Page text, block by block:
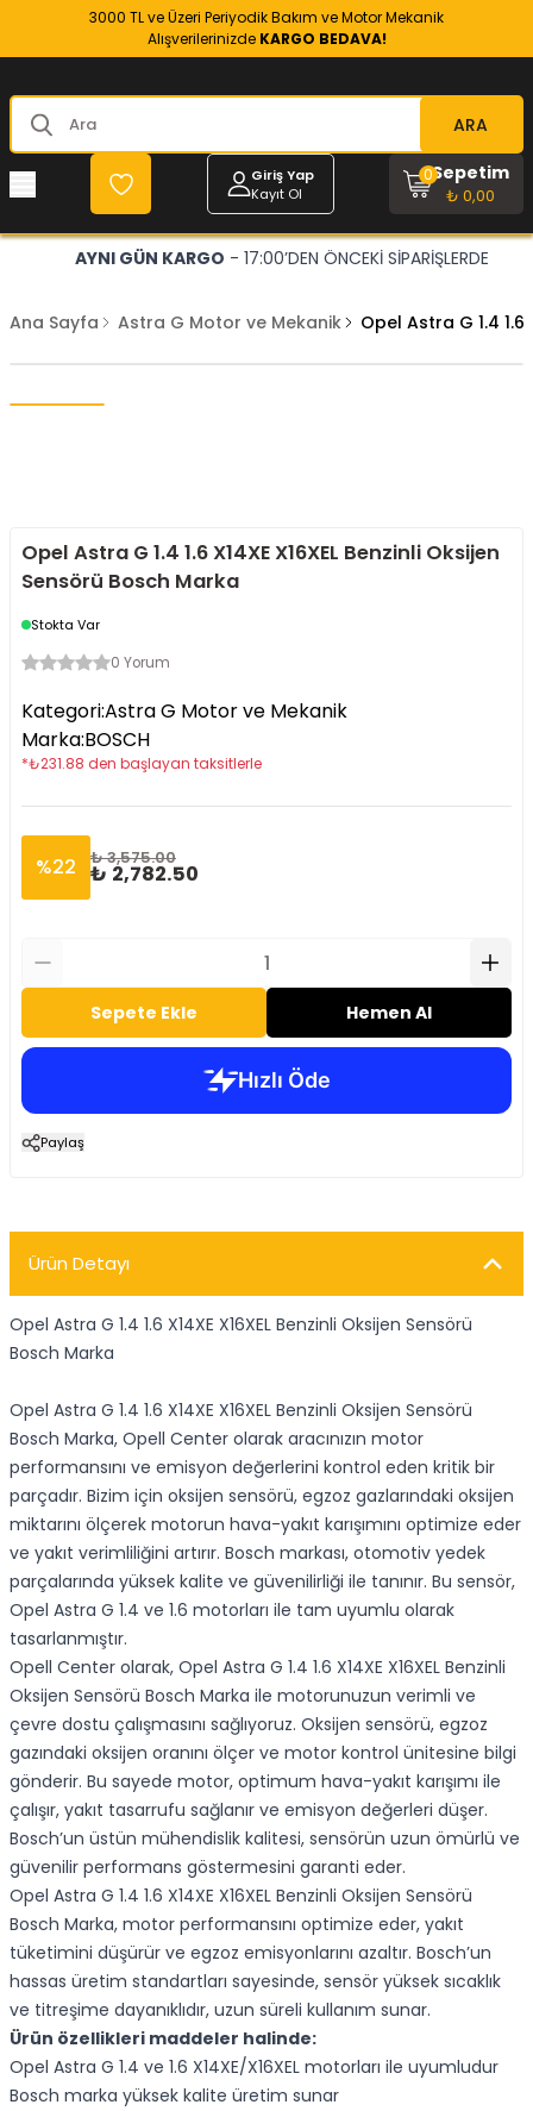
3000 TL ve Üzeri Periyodik Bakım ve Motor Mekanik
Alışverilerinizde KARGO BEDAVA!
ARA
Giriş Yap
Kayıt Ol
Sepetim
₺ 0,00
0
AYNI GÜN KARGO - 17:00’DEN ÖNCEKİ SİPARİŞLERDE
Ana Sayfa Astra G Motor ve Mekanik Opel Astra G 1.4 1.6
Opel Astra G 1.4 1.6 X14XE X16XEL Benzinli Oksijen
Sensörü Bosch Marka
Stokta Var
0 Yorum
Kategori:Astra G Motor ve Mekanik
Marka:BOSCH
*₺231.88 den başlayan taksitlerle
%22 ₺ 3,575.00
₺ 2,782.50
Sepete Ekle Hemen Al
Paylaş
Ürün Detayı
Opel Astra G 1.4 1.6 X14XE X16XEL Benzinli Oksijen Sensörü
Bosch Marka
Opel Astra G 1.4 1.6 X14XE X16XEL Benzinli Oksijen Sensörü
Bosch Marka, Opell Center olarak aracınızın motor
performansını ve emisyon değerlerini kontrol eden kritik bir
parçadır. Bizim için oksijen sensörü, egzoz gazlarındaki oksijen
miktarını ölçerek motorun hava-yakıt karışımını optimize eder
ve yakıt verimliliğini artırır. Bosch markası, otomotiv yedek
parçalarında yüksek kalite ve güvenilirliği ile tanınır. Bu sensör,
Opel Astra G 1.4 ve 1.6 motorları ile tam uyumlu olarak
tasarlanmıştır.
Opell Center olarak, Opel Astra G 1.4 1.6 X14XE X16XEL Benzinli
Oksijen Sensörü Bosch Marka ile motorunuzun verimli ve
çevre dostu çalışmasını sağlıyoruz. Oksijen sensörü, egzoz
gazındaki oksijen oranını ölçer ve motor kontrol ünitesine bilgi
gönderir. Bu sayede motor, optimum hava-yakıt karışımı ile
çalışır, yakıt tasarrufu sağlanır ve emisyon değerleri düşer.
Bosch’un üstün mühendislik kalitesi, sensörün uzun ömürlü ve
güvenilir performans göstermesini garanti eder.
Opel Astra G 1.4 1.6 X14XE X16XEL Benzinli Oksijen Sensörü
Bosch Marka, motor performansını optimize eder, yakıt
tüketimini düşürür ve egzoz emisyonlarını azaltır. Bosch’un
hassas üretim standartları sayesinde, sensör yüksek sıcaklık
ve titreşime dayanıklıdır, uzun süreli kullanım sunar.
Ürün özellikleri maddeler halinde:
Opel Astra G 1.4 ve 1.6 X14XE/X16XEL motorları ile uyumludur
Bosch marka yüksek kalite üretim sunar